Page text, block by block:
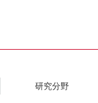
研究分野